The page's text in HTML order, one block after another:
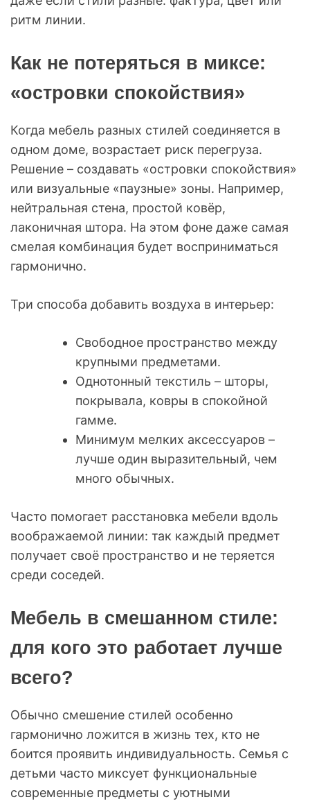
ритм линии.
Как не потеряться в миксе:
«островки спокойствия»
Когда мебель разных стилей соединяется в
одном доме, возрастает риск перегруза.
Решение – создавать «островки спокойствия»
или визуальные «паузные» зоны. Например,
нейтральная стена, простой ковёр,
лаконичная штора. На этом фоне даже самая
смелая комбинация будет восприниматься
гармонично.
Три способа добавить воздуха в интерьер:
Свободное пространство между
крупными предметами.
Однотонный текстиль – шторы,
покрывала, ковры в спокойной
гамме.
Минимум мелких аксессуаров –
лучше один выразительный, чем
много обычных.
Часто помогает расстановка мебели вдоль
воображаемой линии: так каждый предмет
получает своё пространство и не теряется
среди соседей.
Мебель в смешанном стиле:
для кого это работает лучше
всего?
Обычно смешение стилей особенно
гармонично ложится в жизнь тех, кто не
боится проявить индивидуальность. Семья с
детьми часто миксует функциональные
современные предметы с уютными